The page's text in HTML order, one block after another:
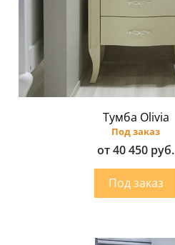
Тумба Olivia
Под заказ
от 40 450 руб.